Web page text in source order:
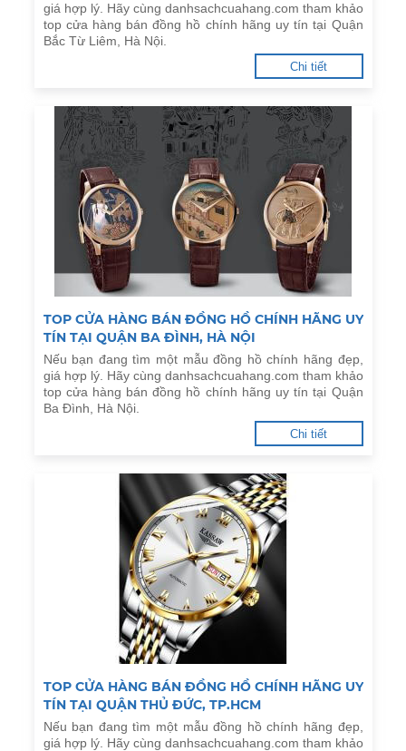
giá hợp lý. Hãy cùng danhsachcuahang.com tham khảo
top cửa hàng bán đồng hồ chính hãng uy tín tại Quận
Bắc Từ Liêm, Hà Nội.
Chi tiết
TOP CỬA HÀNG BÁN ĐỒNG HỒ CHÍNH HÃNG UY
TÍN TẠI QUẬN BA ĐÌNH, HÀ NỘI
Nếu bạn đang tìm một mẫu đồng hồ chính hãng đẹp,
giá hợp lý. Hãy cùng danhsachcuahang.com tham khảo
top cửa hàng bán đồng hồ chính hãng uy tín tại Quận
Ba Đình, Hà Nội.
Chi tiết
TOP CỬA HÀNG BÁN ĐỒNG HỒ CHÍNH HÃNG UY
TÍN TẠI QUẬN THỦ ĐỨC, TP.HCM
Nếu bạn đang tìm một mẫu đồng hồ chính hãng đẹp,
giá hợp lý. Hãy cùng danhsachcuahang.com tham khảo